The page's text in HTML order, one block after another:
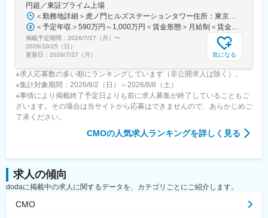
円超／東証プライム上場
＜勤務地詳細＞虎ノ門ヒルズステーションタワー住所：東京都港区虎ノ門２丁目６－１ 虎ノ門ヒルズ ステーションタワー 受動喫煙対策：敷地内喫煙可能場所あり変更の範囲：会社の定める事業所
＜予定年収＞590万円～1,000万円＜賃金形態＞月給制＜賃金内訳＞月額（基本給）：279,000円～534,000円＜月給＞279,000円～534,000円＜昇給有無＞有＜残業手当＞有＜給与補足＞※上記年収はあくまでも目安の金額であり、選考を通じて経験、能力等を考慮し同社規定により決定します。■賞与あり（年2回）■昇給・昇格あり（年1回）■職位：一般職～主任職賃金はあくまでも目安の金額であり、選考を通じて上下する可能性があります。月給(月額)は固定手当を含めた表記です。
掲載予定期間： 2026/7/27（月） 〜
2026/10/25（日）
更新日： 2026/7/27（月） 気になる
※求人応募数の多い順にランキングしています（非公開求人は除く）。
※集計対象期間：2026/8/2（日）～2026/8/8（土）
※事情により掲載終了予定日よりも前に求人募集が終了していることもご
ざいます。その場合は当サイトから応募はできませんので、あらかじめご
了承ください。
CMOの人気求人ランキングを詳しく見る
求人の傾向
dodaに掲載中の求人に関するデータを、カテゴリごとにご紹介します。
CMO